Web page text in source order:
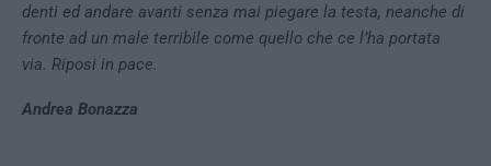
denti ed andare avanti senza mai piegare la testa, neanche di
fronte ad un male terribile come quello che ce l’ha portata
via. Riposi in pace.
Andrea Bonazza